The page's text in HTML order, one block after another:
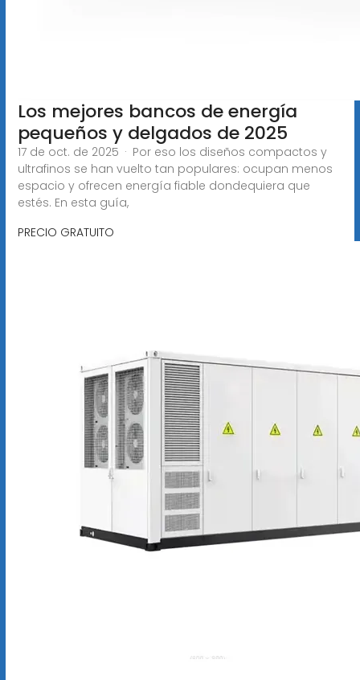
Los mejores bancos de energía
pequeños y delgados de 2025
17 de oct. de 2025 · Por eso los diseños compactos y
ultrafinos se han vuelto tan populares: ocupan menos
espacio y ofrecen energía fiable dondequiera que
estés. En esta guía,
PRECIO GRATUITO